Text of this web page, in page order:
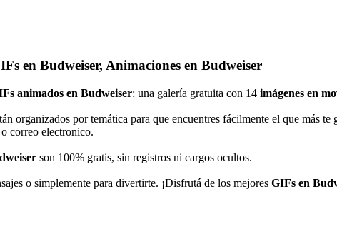
en Budweiser, Animaciones en Budweiser
animados en Budweiser: una galería gratuita con 14 imágenes en
organizados por temática para que encuentres fácilmente el que más
correo electronico.
son 100% gratis, sin registros ni cargos ocultos.
o simplemente para divertirte. ¡Disfrutá de los mejores GIFs en